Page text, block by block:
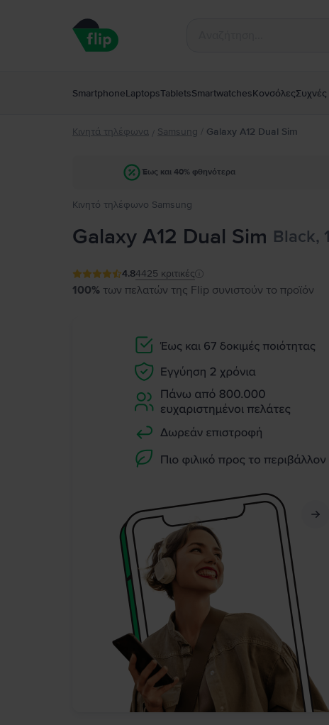
SmartphoneLaptopsTabletsSmartwatchesΚονσόλες
Κινητά τηλέφωνα / Samsung / Galaxy A12 Dual Sim
Έως και 40% φθηνότερα
Κινητό τηλέφωνο Samsung
Galaxy A12 Dual Sim Black,
4.84425 κριτικές
100% των πελατών της Flip συνιστούν το προϊόν